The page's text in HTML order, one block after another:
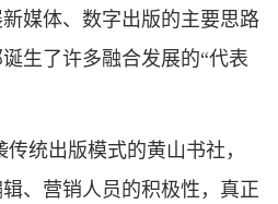
媒体、数字出版的主要思路
生了许多融合发展的“代表
统出版模式的黄山书社，
、营销人员的积极性，真正